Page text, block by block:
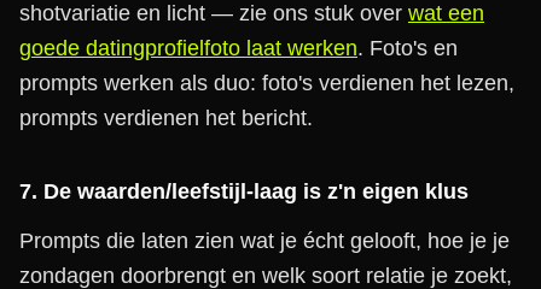
shotvariatie en licht — zie ons stuk over wat een
goede datingprofielfoto laat werken. Foto's en
prompts werken als duo: foto's verdienen het lezen,
prompts verdienen het bericht.
7. De waarden/leefstijl-laag is z'n eigen klus
Prompts die laten zien wat je écht gelooft, hoe je je
zondagen doorbrengt en welk soort relatie je zoekt,